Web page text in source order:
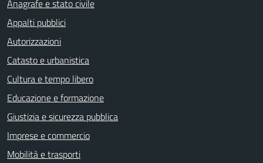
Anagrafe e stato civile
Appalti pubblici
Autorizzazioni
Catasto e urbanistica
Cultura e tempo libero
Educazione e formazione
Giustizia e sicurezza pubblica
Imprese e commercio
Mobilità e trasporti